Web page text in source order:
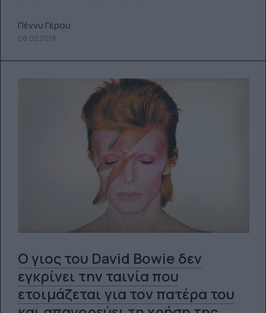
Πέννυ Γέρου
08.02.2019
Ο γιος του David Bowie δεν
εγκρίνει την ταινία που
ετοιμάζεται για τον πατέρα του